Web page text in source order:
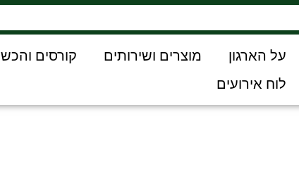
על הארגון מוצרים ושירותים קורסים
לוח אירועים